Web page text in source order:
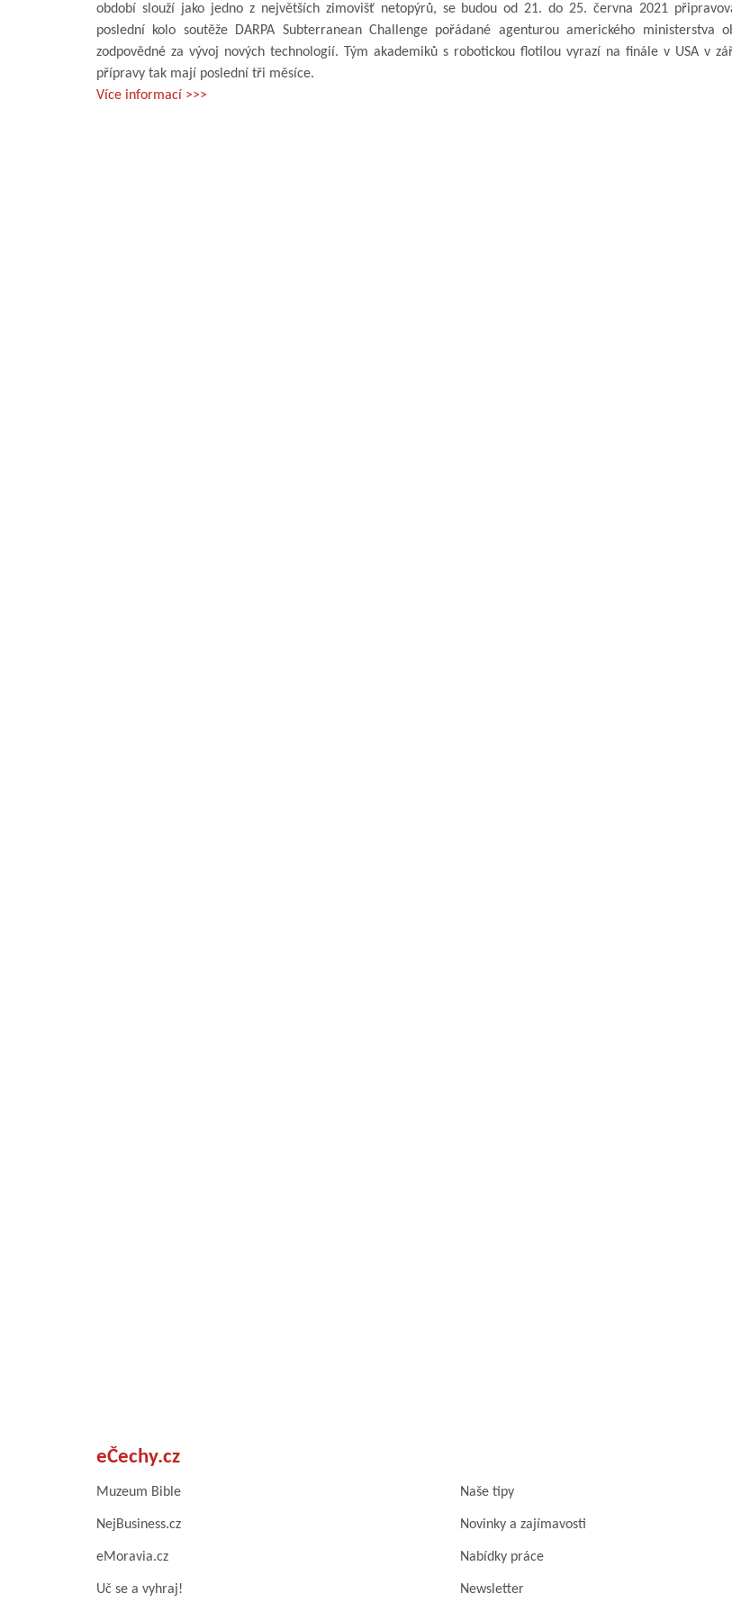
období slouží jako jedno z největších zimovišť netopýrů, se budou od 21. do 25. června 2021
poslední kolo soutěže DARPA Subterranean Challenge pořádané agenturou amerického ministerstva
zodpovědné za vývoj nových technologií. Tým akademiků s robotickou flotilou vyrazí na finále v USA v
přípravy tak mají poslední tři měsíce.
Více informací >>>
eČechy.cz
Muzeum Bible Naše tipy
NejBusiness.cz Novinky a zajímavosti
eMoravia.cz Nabídky práce
Uč se a vyhraj! Newsletter